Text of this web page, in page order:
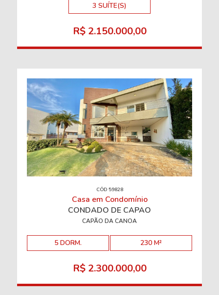
3 SUÍTE(S)
R$ 2.150.000,00
CÓD 59828
Casa em Condomínio
CONDADO DE CAPÃO
CAPÃO DA CANOA
5 DORM. 230 M²
R$ 2.300.000,00